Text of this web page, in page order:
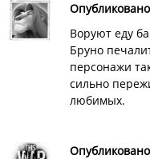
Воруют еду
Бруно
персонажи
сильно
любимых.